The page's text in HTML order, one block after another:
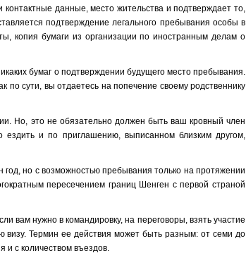
данные, место жительства и подтверждает то,
подтверждение легального пребывания особы в
копия бумаги из организации по иностранным делам о
бумаг о подтверждении будущего место пребывания.
по сути, вы отдаетесь на попечение своему родственнику
Но, это не обязательно должен быть ваш кровный член
и по приглашению, выписанном близким другом,
но с возможностью пребывания только на протяжении
пересечением границ Шенген с первой страной
вам нужно в командировку, на переговоры, взять участие
визу. Термин ее действия может быть разным: от семи до
и с количеством въездов.